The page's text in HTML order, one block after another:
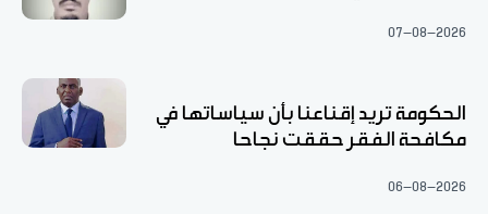
07-08-2026
الحكومة تريد إقناعنا بأن سياساتها في
مكافحة الفقر حققت نجاحا
06-08-2026